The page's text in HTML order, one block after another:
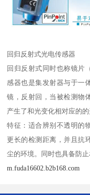
回归反射式光电传感器
回归反射式同时也称镜片
感器也是集发射器与于一
镜，反射回，当被检测物
产生了和光变化相对应的的
特征：适合辨别不透明的
更长的检测距离，并且抗
尘的环境。同时也具备防
m.fuda16602.b2b168.com